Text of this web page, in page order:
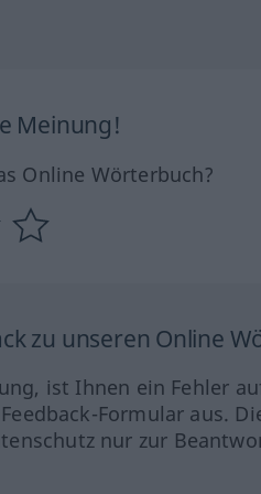
Meinung!
Online Wörterbuch?
zu unseren Online
ist Ihnen ein Fehler
Formular aus.
nur zur